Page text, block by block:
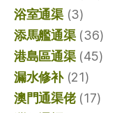
浴室通渠(3)
添馬艦通渠(36)
港島區通渠(45)
漏水修补(21)
澳門通渠佬(17)